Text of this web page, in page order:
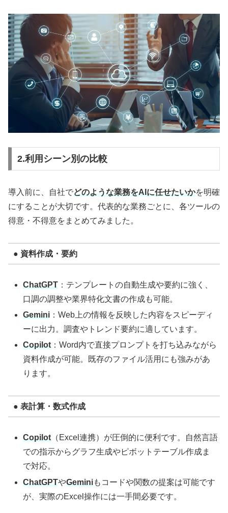
2.利用シーン別の比較
導入前に、自社でどのような業務をAIに任せたいかを明確
にすることが大切です。代表的な業務ごとに、各ツールの
得意・不得意をまとめてみました。
● 資料作成・要約
ChatGPT ：テンプレートの自動生成や要約に強く、
口調の調整や業界特化文書の作成も可能。
Gemini ：Web上の情報を反映した内容をスピーディ
ーに出力。調査やトレンド要約に適しています。
Copilot ：Word内で直接プロンプトを打ち込みながら
資料作成が可能。既存のファイル活用にも強みがあ
ります。
● 表計算・数式作成
Copilot （Excel連携）が圧倒的に便利です。自然言語
での指示からグラフ生成やピボットテーブル作成ま
で対応。
ChatGPTやGeminiもコードや関数の提案は可能です
が、実際のExcel操作には一手間必要です。